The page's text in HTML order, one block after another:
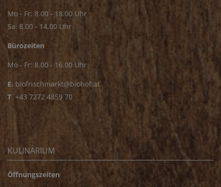
Mo - Fr: 8.00 - 18.00 Uhr
Sa: 8.00 - 14.00 Uhr
Bürozeiten
Mo - Fr: 8.00 - 16.00 Uhr
E. biofrischmarkt@biohof.at
T. +43 7272 4859 70
KULINARIUM
Öffnungszeiten